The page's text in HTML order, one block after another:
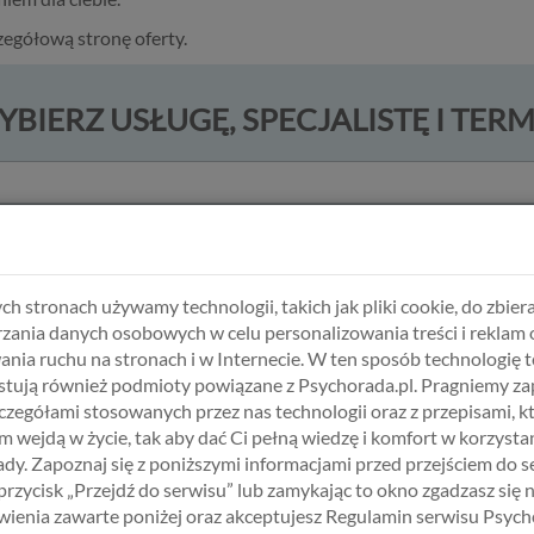
stronę oferty.
USŁUGĘ, SPECJALISTĘ I
dziecięcy
ALICJA KRAWCZYK
Psycholog
Doradca zawodowy
Terapeuta SFBT
Diagnostyka
HANNA
Psycholog
stronach używamy technologii, takich jak pliki cookie, do
danych osobowych w celu personalizowania treści i reklam
ruchu na stronach i w Internecie. W ten sposób technologię
również podmioty powiązane z Psychorada.pl. Pragniemy
stosowanych przez nas technologii oraz z przepisami,
wejdą w życie, tak aby dać Ci pełną wiedzę i komfort w
Zapoznaj się z poniższymi informacjami przed przejściem do
„Przejdź do serwisu” lub zamykając to okno zgadzasz się
zawarte poniżej oraz akceptujesz Regulamin serwisu